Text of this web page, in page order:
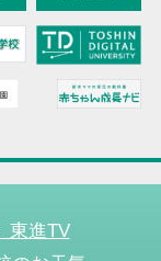
東進TV